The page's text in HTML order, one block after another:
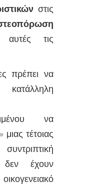
στις
αυτές τις
πρέπει να
να
τέτοιας
δεν έχουν